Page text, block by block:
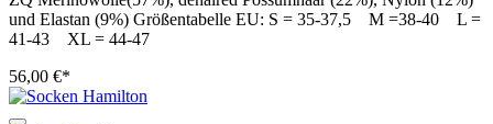
und Elastan (9%) Größentabelle EU: S = 35-37,5 M =38-40 L =
41-43 XL = 44-47
56,00 €*